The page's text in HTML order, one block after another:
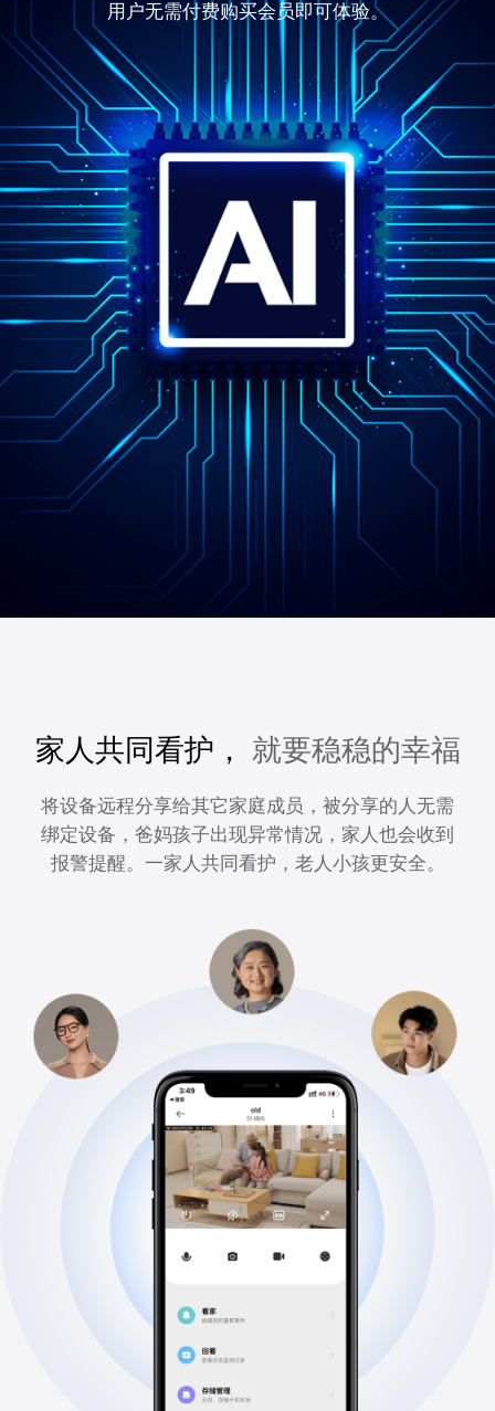
用户无需付费购买会员即可体验。
家人共同看护， 就要稳稳的幸福
将设备远程分享给其它家庭成员，被分享的人无需
绑定设备，爸妈孩子出现异常情况，家人也会收到
报警提醒。一家人共同看护，老人小孩更安全。